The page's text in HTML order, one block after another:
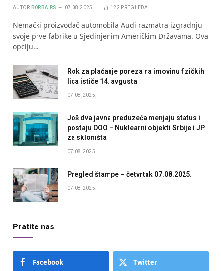
AUTOR BORBA.RS 07.08.2025. 122 PREGLEDA
Nemački proizvođač automobila Audi razmatra izgradnju
svoje prve fabrike u Sjedinjenim Američkim Državama. Ova
opciju…
Rok za plaćanje poreza na imovinu fizičkih
lica ističe 14. avgusta
07.08.2025.
Još dva javna preduzeća menjaju status i
postaju DOO – Nuklearni objekti Srbije i JP
za skloništa
07.08.2025.
Pregled štampe – četvrtak 07.08.2025.
07.08.2025.
Pratite nas
Facebook Twitter